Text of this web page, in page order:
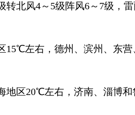
转北风4～5级阵风6～7级，
左右，德州、滨州、东营
区20℃左右，济南、淄博和